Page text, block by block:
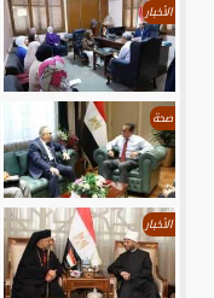
الأخبار
صحة
الأخبار